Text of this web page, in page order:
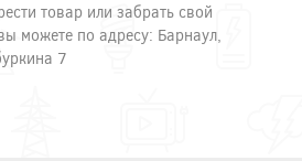
товар или забрать свой
можете по адресу: Барнаул,
7